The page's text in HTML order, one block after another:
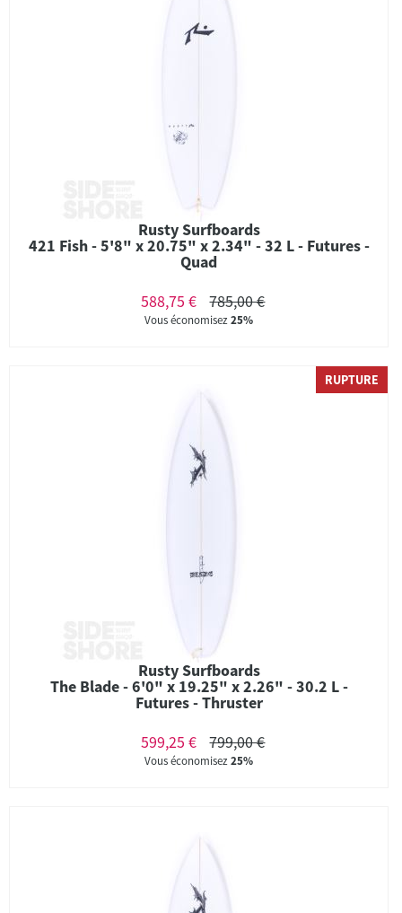
Rusty Surfboards
421 Fish - 5'8" x 20.75" x 2.34" - 32 L - Futures -
Quad
588,75 €
785,00 €
Vous économisez25%
RUPTURE
Rusty Surfboards
The Blade - 6'0" x 19.25" x 2.26" - 30.2 L -
Futures - Thruster
599,25 €
799,00 €
Vous économisez25%